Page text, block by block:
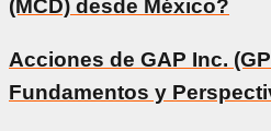
(MCD) desde México?
Acciones de GAP Inc.
Fundamentos y